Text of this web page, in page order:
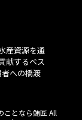
産資源を通
献するベス
への橋渡
となら鮪匠 All